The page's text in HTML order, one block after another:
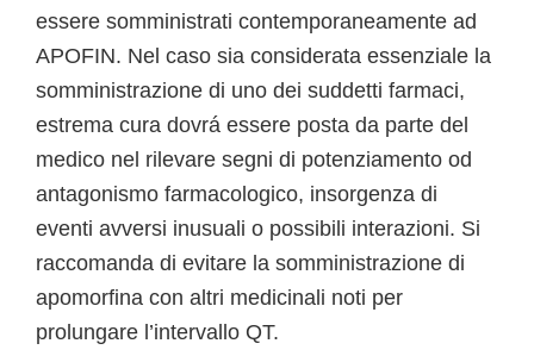
essere somministrati contemporaneamente ad
APOFIN. Nel caso sia considerata essenziale la
somministrazione di uno dei suddetti farmaci,
estrema cura dovrá essere posta da parte del
medico nel rilevare segni di potenziamento od
antagonismo farmacologico, insorgenza di
eventi avversi inusuali o possibili interazioni. Si
raccomanda di evitare la somministrazione di
apomorfina con altri medicinali noti per
prolungare l’intervallo QT.